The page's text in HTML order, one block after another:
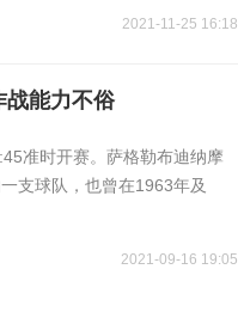
2021-11-25 16:18
战能力不俗
准时开赛。萨格勒布迪纳摩
支球队，也曾在1963年及
2021-09-16 19:05